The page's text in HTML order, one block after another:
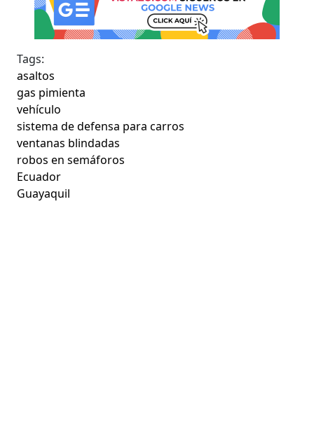
Tags:
asaltos
gas pimienta
vehículo
sistema de defensa para carros
ventanas blindadas
robos en semáforos
Ecuador
Guayaquil